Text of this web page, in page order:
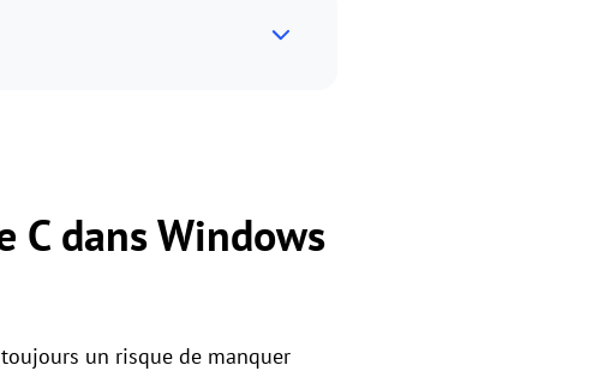
C dans Windows
un risque de manquer